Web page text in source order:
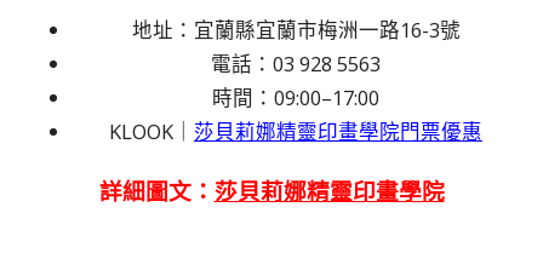
地址：宜蘭縣宜蘭市梅洲一路16-3號
電話：03 928 5563
時間：09:00–17:00
KLOOK｜ 莎貝莉娜精靈印畫學院門票優惠
詳細圖文： 莎貝莉娜精靈印畫學院